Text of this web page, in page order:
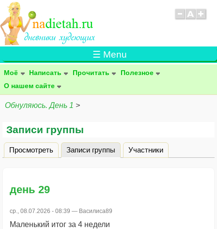
☰ Menu
Моё Написать Прочитать
Полезное
О нашем сайте
Обнуляюсь. День 1 >
Записи группы
Главные вкладки
Просмотреть Записи группы (активная вкладка)
Участники
день 29
ср., 08.07.2026 - 08:39 — Василиса89
Маленький итог за 4 недели